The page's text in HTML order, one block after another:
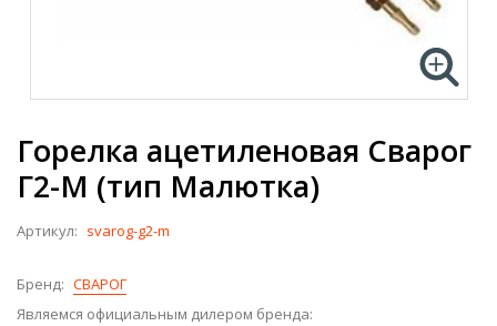
Горелка ацетиленовая Сварог
Г2-М (тип Малютка)
Артикул: svarog-g2-m
Бренд: СВАРОГ
Являемся официальным дилером бренда: